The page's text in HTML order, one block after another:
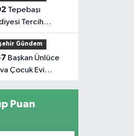
Tercih
Gençlerin
Gündem
Çocuk Evi
İnceledi
Puan